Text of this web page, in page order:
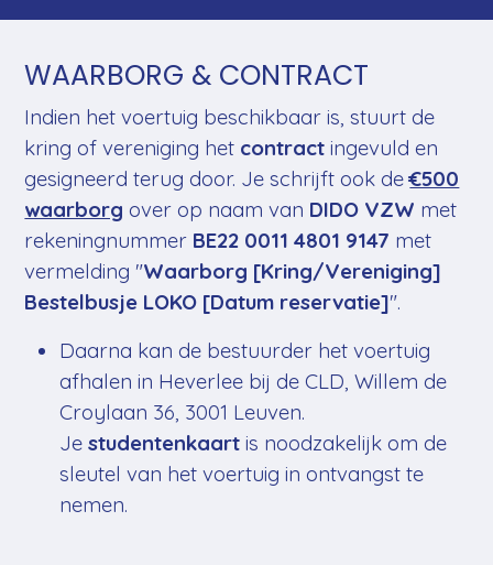
WAARBORG & CONTRACT
Indien het voertuig beschikbaar is, stuurt de
kring of vereniging het contractingevuld en
gesigneerd terug door. Je schrijft ook de€500
waarborg over op naam van DIDO VZW met
rekeningnummer BE22 0011 4801 9147 met
vermelding "Waarborg [Kring/Vereniging]
Bestelbusje LOKO [Datum reservatie]".
Daarna kan de bestuurder het voertuig
afhalen in Heverlee bij de CLD, Willem de
Croylaan 36, 3001 Leuven.
Jestudentenkaartis noodzakelijk om de
sleutel van het voertuig in ontvangst te
nemen.